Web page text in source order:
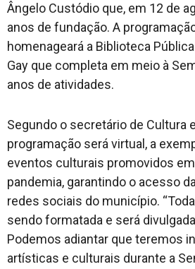
Ângelo Custódio que, em 12 de
anos de fundação. A
homenageará a Biblioteca
Gay que completa em meio à
anos de atividades.
Segundo o secretário de Cultura
programação será virtual, a
eventos culturais promovidos
pandemia, garantindo o acesso
redes sociais do município.
sendo formatada e será
Podemos adiantar que teremos
artísticas e culturais durante a